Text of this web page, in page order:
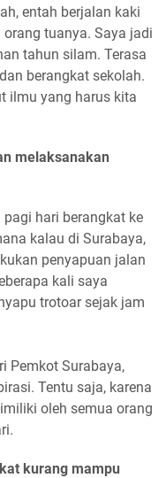
entah berjalan kaki
tuanya. Saya jadi
tahun silam. Terasa
berangkat sekolah.
ilmu yang harus kita
melaksanakan
hari berangkat ke
kalau di Surabaya,
penyapuan jalan
kali saya
trotoar sejak jam
Pemkot Surabaya,
Tentu saja, karena
oleh semua orang
kurang mampu